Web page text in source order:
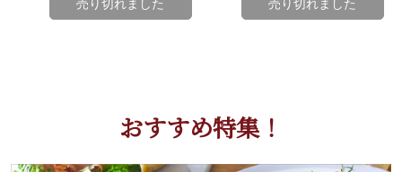
売り切れました 売り切れました
おすすめ特集！